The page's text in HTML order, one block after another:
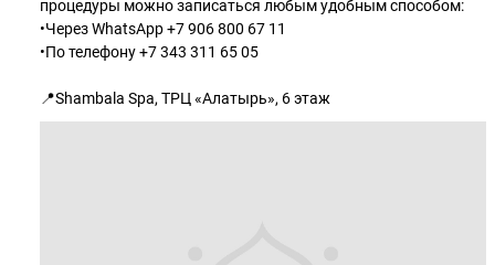
процедуры можно записаться любым удобным способом:
•Через WhatsApp +7 906 800 67 11
•По телефону +7 343 311 65 05
📍Shambala Spa, ТРЦ «Алатырь», 6 этаж